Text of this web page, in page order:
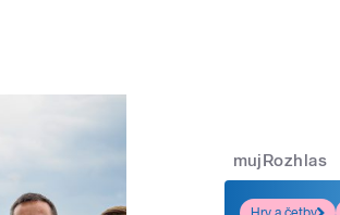
mujRozhlas